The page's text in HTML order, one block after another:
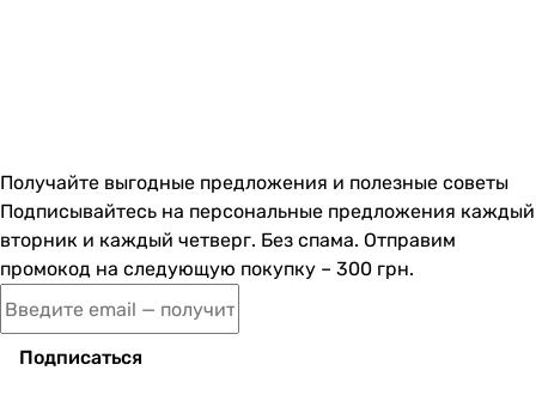
Получайте выгодные предложения и полезные советы
Подписывайтесь на персональные предложения каждый
вторник и каждый четверг. Без спама. Отправим
промокод на следующую покупку – 300 грн.
Подписаться